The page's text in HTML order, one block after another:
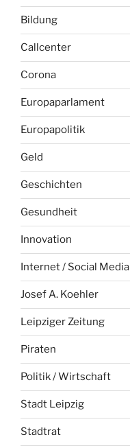
Bildung
Callcenter
Corona
Europaparlament
Europapolitik
Geld
Geschichten
Gesundheit
Innovation
Internet / Social Media
Josef A. Koehler
Leipziger Zeitung
Piraten
Politik / Wirtschaft
Stadt Leipzig
Stadtrat